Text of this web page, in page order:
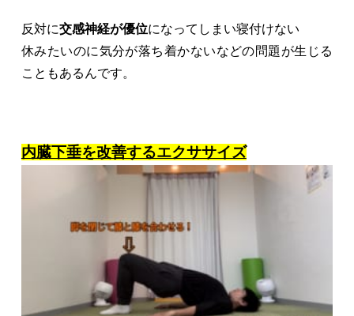
反対に交感神経が優位になってしまい寝付けない
休みたいのに気分が落ち着かないなどの問題が生じる
こともあるんです。
内臓下垂を改善するエクササイズ